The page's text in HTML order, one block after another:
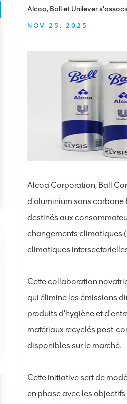
Alcoa, Ball et Unilever
NOV 25, 2025
Alcoa Corporation, Ball
d'aluminium sans carbone
destinés aux
changements climatiques
climatiques
Cette collaboration
qui élimine les émissions
produits d'hygiène et
matériaux recyclés post-
disponibles sur le marché.
Cette initiative sert de
en phase avec les